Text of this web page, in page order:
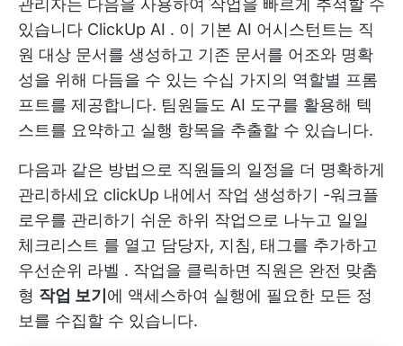
관리자는 다음을 사용하여 작업을 빠르게 추적할 수
있습니다 ClickUp AI . 이 기본 AI 어시스턴트는 직
원 대상 문서를 생성하고 기존 문서를 어조와 명확
성을 위해 다듬을 수 있는 수십 가지의 역할별 프롬
프트를 제공합니다. 팀원들도 AI 도구를 활용해 텍
스트를 요약하고 실행 항목을 추출할 수 있습니다.
다음과 같은 방법으로 직원들의 일정을 더 명확하게
관리하세요 clickUp 내에서 작업 생성하기 -워크플
로우를 관리하기 쉬운 하위 작업으로 나누고 일일
체크리스트 를 열고 담당자, 지침, 태그를 추가하고
우선순위 라벨 . 작업을 클릭하면 직원은 완전 맞춤
형 작업 보기 에 액세스하여 실행에 필요한 모든 정
보를 수집할 수 있습니다.